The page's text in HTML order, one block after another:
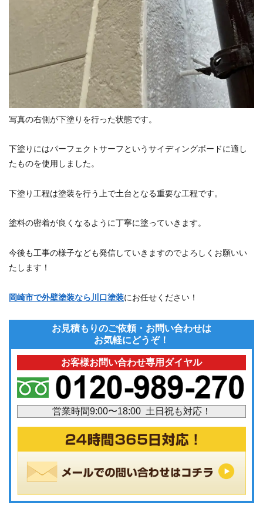
写真の右側が下塗りを行った状態です。
下塗りにはパーフェクトサーフというサイディングボードに適し
たものを使用しました。
下塗り工程は塗装を行う上で土台となる重要な工程です。
塗料の密着が良くなるように丁寧に塗っていきます。
今後も工事の様子なども発信していきますのでよろしくお願いい
たします！
岡崎市で外壁塗装なら川口塗装にお任せください！
お見積もりのご依頼・お問い合わせは
お気軽にどうぞ！
お客様お問い合わせ専用ダイヤル
営業時間9:00〜18:00 土日祝も対応！